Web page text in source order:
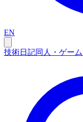
EN
技術日記同人・ゲーム